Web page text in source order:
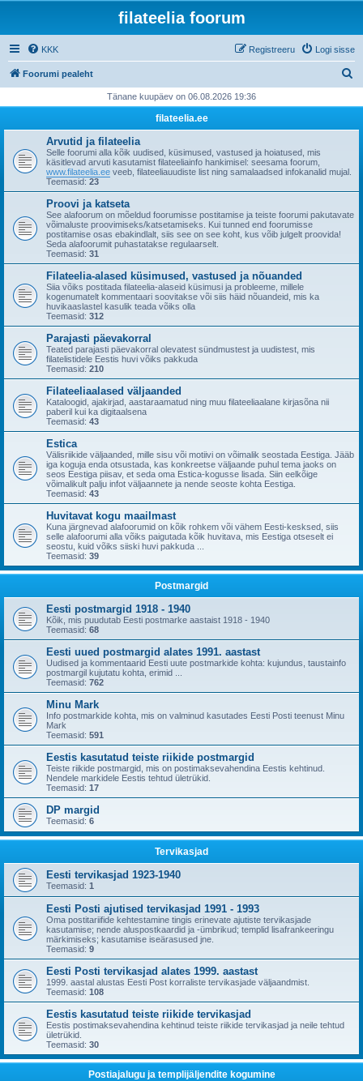
filateelia foorum
KKK Logi sisse
Registreeru
Foorumi pealeht
i
Tänane kuupäev on 06.08.2026 19:36
filateelia.ee
Arvutid ja filateelia
Selle foorumi alla kõik uudised, küsimused, vastused ja hoiatused, mis
käsitlevad arvuti kasutamist filateeliainfo hankimisel: seesama foorum,
www.filateelia.ee veeb, filateeliauudiste list ning samalaadsed infokanalid mujal.
Teemasid: 23
Proovi ja katseta
See alafoorum on mõeldud foorumisse postitamise ja teiste foorumi pakutavate
võimaluste proovimiseks/katsetamiseks. Kui tunned end foorumisse
postitamise osas ebakindlalt, siis see on see koht, kus võib julgelt proovida!
Seda alafoorumit puhastatakse regulaarselt.
Teemasid: 31
Filateelia-alased küsimused, vastused ja nõuanded
Siia võiks postitada filateelia-alaseid küsimusi ja probleeme, millele
kogenumatelt kommentaari soovitakse või siis häid nõuandeid, mis ka
huvikaaslastel kasulik teada võiks olla
Teemasid: 312
Parajasti päevakorral
Teated parajasti päevakorral olevatest sündmustest ja uudistest, mis
filatelistidele Eestis huvi võiks pakkuda
Teemasid: 210
Filateeliaalased väljaanded
Kataloogid, ajakirjad, aastaraamatud ning muu filateeliaalane kirjasõna nii
paberil kui ka digitaalsena
Teemasid: 43
Estica
Välisriikide väljaanded, mille sisu või motiivi on võimalik seostada Eestiga. Jääb
iga koguja enda otsustada, kas konkreetse väljaande puhul tema jaoks on
seos Eestiga piisav, et seda oma Estica-kogusse lisada. Siin eelkõige
võimalikult palju infot väljaannete ja nende seoste kohta Eestiga.
Teemasid: 43
Huvitavat kogu maailmast
Kuna järgnevad alafoorumid on kõik rohkem või vähem Eesti-kesksed, siis
selle alafoorumi alla võiks paigutada kõik huvitava, mis Eestiga otseselt ei
seostu, kuid võiks siiski huvi pakkuda ...
Teemasid: 39
Postmargid
Eesti postmargid 1918 - 1940
Kõik, mis puudutab Eesti postmarke aastaist 1918 - 1940
Teemasid: 68
Eesti uued postmargid alates 1991. aastast
Uudised ja kommentaarid Eesti uute postmarkide kohta: kujundus, taustainfo
postmargil kujutatu kohta, erimid ...
Teemasid: 762
Minu Mark
Info postmarkide kohta, mis on valminud kasutades Eesti Posti teenust Minu
Mark
Teemasid: 591
Eestis kasutatud teiste riikide postmargid
Teiste riikide postmargid, mis on postimaksevahendina Eestis kehtinud.
Nendele markidele Eestis tehtud ületrükid.
Teemasid: 17
DP margid
Teemasid: 6
Tervikasjad
Eesti tervikasjad 1923-1940
Teemasid: 1
Eesti Posti ajutised tervikasjad 1991 - 1993
Oma postitariifide kehtestamine tingis erinevate ajutiste tervikasjade
kasutamise; nende aluspostkaardid ja -ümbrikud; templid lisafrankeeringu
märkimiseks; kasutamise iseärasused jne.
Teemasid: 9
Eesti Posti tervikasjad alates 1999. aastast
1999. aastal alustas Eesti Post korraliste tervikasjade väljaandmist.
Teemasid: 108
Eestis kasutatud teiste riikide tervikasjad
Eestis postimaksevahendina kehtinud teiste riikide tervikasjad ja neile tehtud
ületrükid.
Teemasid: 30
Postiajalugu ja templijäljendite kogumine